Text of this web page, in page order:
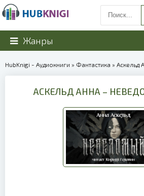
Жанры
HubKnigi - Аудиокниги » Фантастика » Аскельд
АСКЕЛЬД АННА –